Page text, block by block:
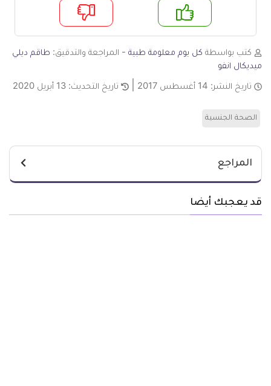
لا
كتب بواسطة كل يوم معلومة طبية - المراجعة والتدقيق: طاقم ديلي
ميديكال انفو
تاريخ النشر: 14 أغسطس 2017 تاريخ التحديث: 13 أبريل 2020
الصحة الجنسية
المراجع
قد يعجبك أيضا